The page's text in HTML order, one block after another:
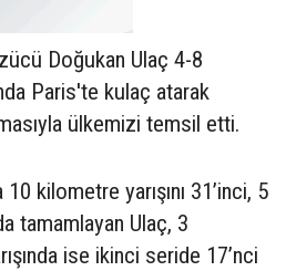
Doğukan Ulaç 4-8
Paris'te kulaç atarak
ülkemizi temsil etti.
kilometre yarışını 31’inci, 5
tamamlayan Ulaç, 3
ise ikinci seride 17’nci